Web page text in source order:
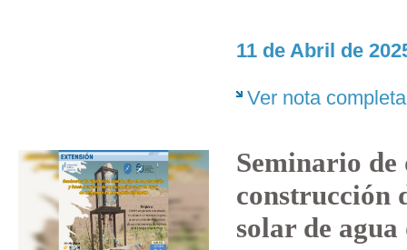
11 de Abril de
Ver nota completa
Seminario
construcción
solar de